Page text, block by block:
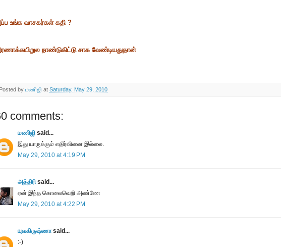
உங்க வாசகர்கள் கதி ?
நாண்டுகிட்டு சாக வேண்டியதுதான்
Posted by மணிஜி at Saturday, May 29, 2010
comments:
மணிஜி said...
இது யாருக்கும் எதிர்வினை இல்லை.
May 29, 2010 at 4:19 PM
அத்திரி said...
ஏன் இந்த கொலைவெறி அண்ணே
May 29, 2010 at 4:22 PM
யுவகிருஷ்ணாsaid...
:-)